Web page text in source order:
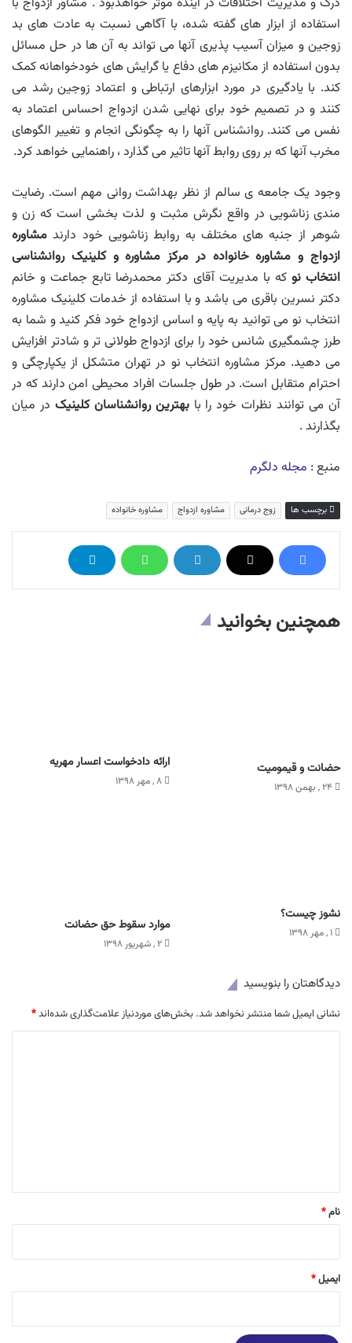
استفاده از ابزار های گفته شده، با آگاهی نسبت به عادت های بد
زوجین و میزان آسیب پذیری آنها می تواند به آن ها در حل مسائل
بدون استفاده از مکانیزم های دفاع یا گرایش های خودخواهانه کمک
کند. با یادگیری در مورد ابزارهای ارتباطی و اعتماد زوجین رشد می
کنند و در تصمیم خود برای نهایی شدن ازدواج احساس اعتماد به
نفس می کنند. روانشناس آنها را به چگونگی انجام و تغییر الگوهای
مخرب آنها که بر روی روابط آنها تاثیر می گذارد ، راهنمایی خواهد کرد.
وجود یک جامعه ی سالم از نظر بهداشت روانی مهم است. رضایت
مندی زناشویی در واقع نگرش مثبت و لذت بخشی است که زن و
شوهر از جنبه های مختلف به روابط زناشویی خود دارند مشاوره
ازدواج و مشاوره خانواده در مرکز مشاوره و کلینیک روانشناسی
انتخاب نو که با مدیریت آقای دکتر محمدرضا تابع جماعت و خانم
دکتر نسرین باقری می باشد و با استفاده از خدمات کلینیک مشاوره
انتخاب نو می توانید به پایه و اساس ازدواج خود فکر کنید و شما به
طرز چشمگیری شانس خود را برای ازدواج طولانی تر و شادتر افزایش
می دهید. مرکز مشاوره انتخاب نو در تهران متشکل از یکپارچگی و
احترام متقابل است. در طول جلسات افراد محیطی امن دارند که در
آن می توانند نظرات خود را بابهترین روانشناسان کلینیک در میان
بگذارند .
منبع : مجله دلگرم
برچسب ها زوج درمانی مشاوره ازدواج مشاوره خانواده
همچنین بخوانید
حضانت و قیمومیت
۲۴ , بهمن ۱۳۹۸
ارائه دادخواست اعسار مهریه
۸ , مهر ۱۳۹۸
نشوز چیست؟
۱ , مهر ۱۳۹۸ موارد سقوط حق حضانت
۲ , شهریور ۱۳۹۸
دیدگاهتان را بنویسید
نشانی ایمیل شما منتشر نخواهد شد. بخش‌های موردنیاز علامت‌گذاری شده‌اند*
نام*
ایمیل*